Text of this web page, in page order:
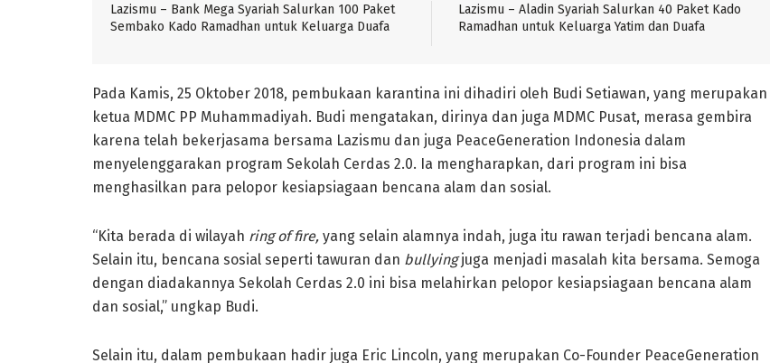
Lazismu – Bank Mega Syariah Salurkan 100 Paket
Sembako Kado Ramadhan untuk Keluarga Duafa
Lazismu – Aladin Syariah Salurkan 40 Paket Kado
Ramadhan untuk Keluarga Yatim dan Duafa
Pada Kamis, 25 Oktober 2018, pembukaan karantina ini dihadiri oleh Budi Setiawan, yang merupakan
ketua MDMC PP Muhammadiyah. Budi mengatakan, dirinya dan juga MDMC Pusat, merasa gembira
karena telah bekerjasama bersama Lazismu dan juga PeaceGeneration Indonesia dalam
menyelenggarakan program Sekolah Cerdas 2.0. Ia mengharapkan, dari program ini bisa
menghasilkan para pelopor kesiapsiagaan bencana alam dan sosial.
“Kita berada di wilayah ring of fire, yang selain alamnya indah, juga itu rawan terjadi bencana alam.
Selain itu, bencana sosial seperti tawuran dan bullyingjuga menjadi masalah kita bersama. Semoga
dengan diadakannya Sekolah Cerdas 2.0 ini bisa melahirkan pelopor kesiapsiagaan bencana alam
dan sosial,” ungkap Budi.
Selain itu, dalam pembukaan hadir juga Eric Lincoln, yang merupakan Co-Founder PeaceGeneration